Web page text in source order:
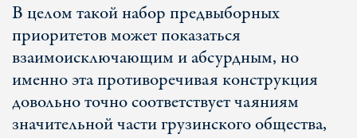
В целом такой набор предвыборных
приоритетов может показаться
взаимоисключающим и абсурдным, но
именно эта противоречивая конструкция
довольно точно соответствует чаяниям
значительной части грузинского общества,